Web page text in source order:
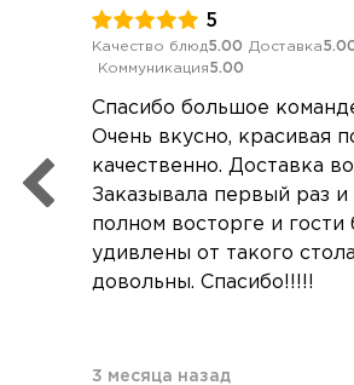
5
Качество блюд5.00 Доставка
Коммуникация5.00
Спасибо большое
Очень вкусно, красивая
качественно. Доставка
Заказывала первый раз и
полном восторге и гости
удивлены от такого
довольны. Спасибо!!!!!
3 месяца назад